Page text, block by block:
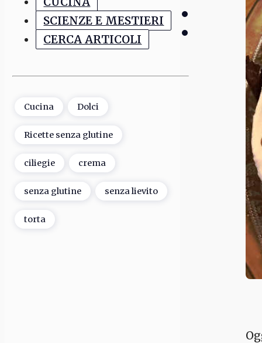
SCIENZE E MESTIERI
CERCA ARTICOLI
Cucina Dolci
Ricette senza glutine
ciliegie crema
senza glutine senza lievito
torta